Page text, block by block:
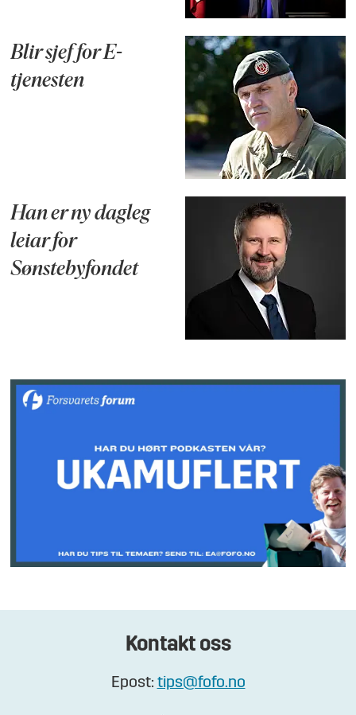
Blir sjef for E-
tjenesten
Han er ny dagleg
leiar for
Sønstebyfondet
Kontakt oss
Epost: tips@fofo.no